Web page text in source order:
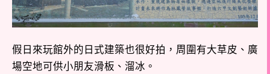
假日來玩館外的日式建築也很好拍，周圍有大草皮、廣
場空地可供小朋友滑板、溜冰。